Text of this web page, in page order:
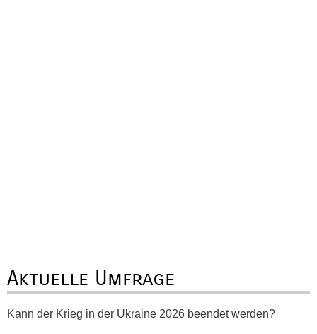
Aktuelle Umfrage
Kann der Krieg in der Ukraine 2026 beendet werden?